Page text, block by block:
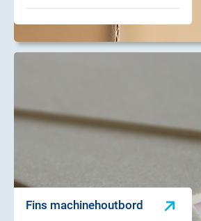
Fins machinehoutbord